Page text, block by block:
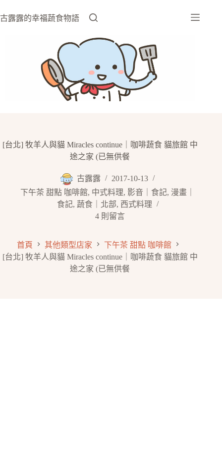
至
古露露的幸福蔬食物語
[台北] 牧羊人與貓 Miracles continue｜咖啡蔬食 貓旅館 中
途之家 (已無供餐
古露露
2017-10-13
下午茶 甜點 咖啡館, 中式料理, 影音｜食記, 漫畫｜
食記, 蔬食｜北部, 西式料理
4 則留言
首頁 其他類型店家
下午茶 甜點 咖啡館
[台北] 牧羊人與貓 Miracles continue｜咖啡蔬食 貓旅館 中
途之家 (已無供餐